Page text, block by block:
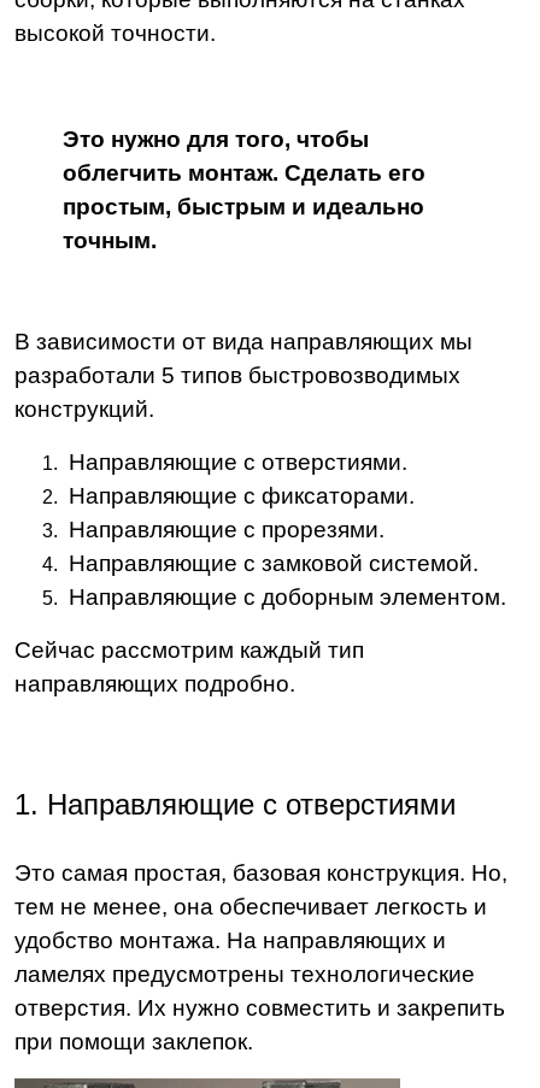
высокой точности.
Это нужно для того, чтобы
облегчить монтаж. Сделать его
простым, быстрым и идеально
точным.
В зависимости от вида направляющих мы
разработали 5 типов быстровозводимых
конструкций.
Направляющие с отверстиями.
Направляющие с фиксаторами.
Направляющие с прорезями.
Направляющие с замковой системой.
Направляющие с доборным элементом.
Сейчас рассмотрим каждый тип
направляющих подробно.
1. Направляющие с отверстиями
Это самая простая, базовая конструкция. Но,
тем не менее, она обеспечивает легкость и
удобство монтажа. На направляющих и
ламелях предусмотрены технологические
отверстия. Их нужно совместить и закрепить
при помощи заклепок.